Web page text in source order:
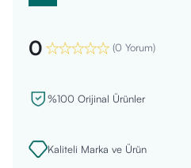
0 (0 Yorum)
%100 Orijinal Ürünler
Kaliteli Marka ve Ürün